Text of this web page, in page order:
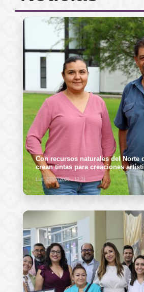
Con recursos naturales del Norte
crean tintas para creaciones
Lun, 27/07/2026 - 13:31